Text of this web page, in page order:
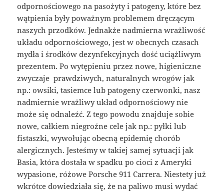
odpornościowego na pasożyty i patogeny, które bez
wątpienia były poważnym problemem dręczącym
naszych przodków. Jednakże nadmierna wrażliwość
układu odpornościowego, jest w obecnych czasach
mydła i środków dezynfekcyjnych dość uciążliwym
prezentem. Po wytępieniu przez nowe, higieniczne
zwyczaje prawdziwych, naturalnych wrogów jak
np.: owsiki, tasiemce lub patogeny czerwonki, nasz
nadmiernie wrażliwy układ odpornościowy nie
może się odnaleźć. Z tego powodu znajduje sobie
nowe, całkiem niegroźne cele jak np.: pyłki lub
fistaszki, wywołując obecną epidemię chorób
alergicznych. Jesteśmy w takiej samej sytuacji jak
Basia, która dostała w spadku po cioci z Ameryki
wypasione, różowe Porsche 911 Carrera. Niestety już
wkrótce dowiedziała się, że na paliwo musi wydać